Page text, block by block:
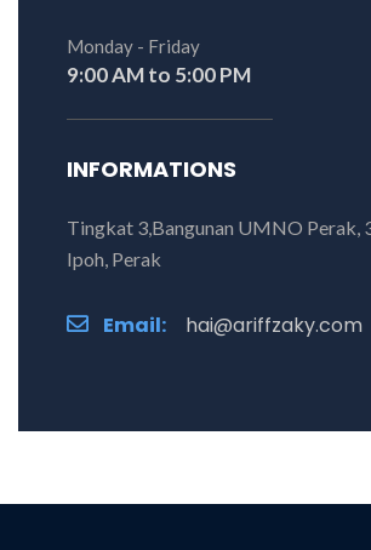
Monday - Friday
9:00 AM to 5:00 PM
INFORMATIONS
Tingkat 3,Bangunan UMNO Perak,
Ipoh, Perak
Email: hai@ariffzaky.com